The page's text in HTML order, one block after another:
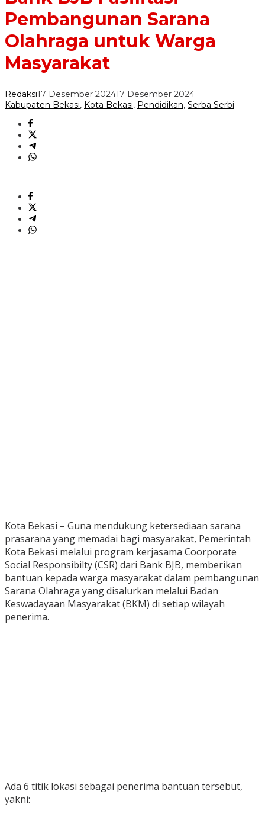
Pembangunan Sarana
Olahraga untuk Warga
Masyarakat
Redaksi17 Desember 202417 Desember 2024
Kabupaten Bekasi, Kota Bekasi, Pendidikan, Serba Serbi
Kota Bekasi – Guna mendukung ketersediaan sarana
prasarana yang memadai bagi masyarakat, Pemerintah
Kota Bekasi melalui program kerjasama Coorporate
Social Responsibilty (CSR) dari Bank BJB, memberikan
bantuan kepada warga masyarakat dalam pembangunan
Sarana Olahraga yang disalurkan melalui Badan
Keswadayaan Masyarakat (BKM) di setiap wilayah
penerima.
Ada 6 titik lokasi sebagai penerima bantuan tersebut,
yakni: